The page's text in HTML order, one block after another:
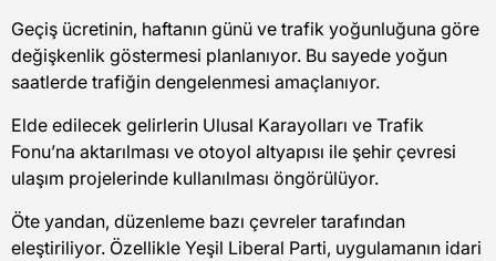
Geçiş ücretinin, haftanın günü ve trafik yoğunluğuna göre
değişkenlik göstermesi planlanıyor. Bu sayede yoğun
saatlerde trafiğin dengelenmesi amaçlanıyor.
Elde edilecek gelirlerin Ulusal Karayolları ve Trafik
Fonu’na aktarılması ve otoyol altyapısı ile şehir çevresi
ulaşım projelerinde kullanılması öngörülüyor.
Öte yandan, düzenleme bazı çevreler tarafından
eleştiriliyor. Özellikle Yeşil Liberal Parti, uygulamanın idari